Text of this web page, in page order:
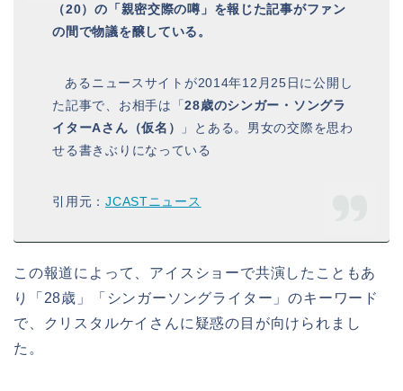
（20）の「親密交際の噂」を報じた記事がファン
の間で物議を醸している。
あるニュースサイトが2014年12月25日に公開し
た記事で、お相手は「28歳のシンガー・ソングラ
イターAさん（仮名）
」とある。男女の交際を思わ
せる書きぶりになっている
引用元：JCASTニュース
この報道によって、アイスショーで共演したこともあ
り「28歳」「シンガーソングライター」のキーワード
で、クリスタルケイさんに疑惑の目が向けられまし
た。